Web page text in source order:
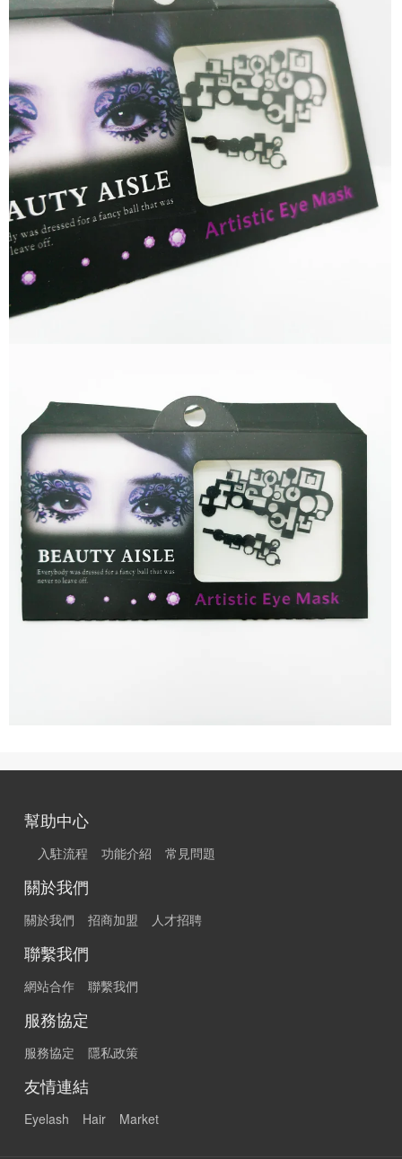
幫助中心
入駐流程 功能介紹 常見問題
關於我們
關於我們 招商加盟 人才招聘
聯繫我們
網站合作 聯繫我們
服務協定
服務協定 隱私政策
友情連結
Eyelash Hair Market